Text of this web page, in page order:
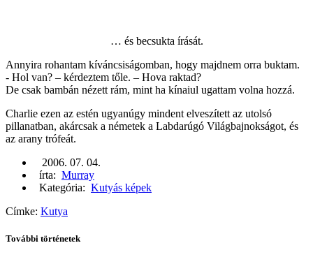
… és becsukta írását.
Annyira rohantam kíváncsiságomban, hogy majdnem orra buktam.
- Hol van? – kérdeztem tőle. – Hova raktad?
De csak bambán nézett rám, mint ha kínaiul ugattam volna hozzá.
Charlie ezen az estén ugyanúgy mindent elveszített az utolsó
pillanatban, akárcsak a németek a Labdarúgó Világbajnokságot, és
az arany trófeát.
2006. 07. 04.
írta: Murray
Kategória: Kutyás képek
Címke: Kutya
További történetek